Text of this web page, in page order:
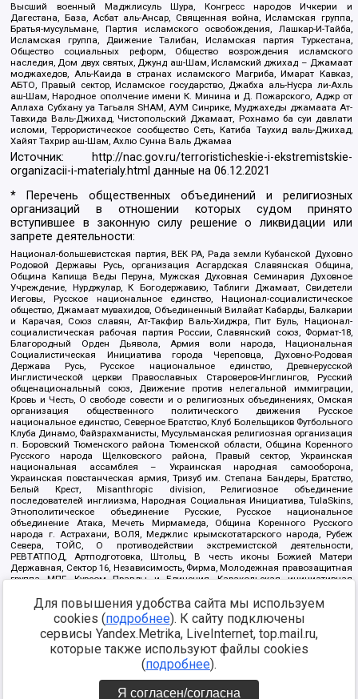
Высший военный Маджлисуль Шура, Конгресс народов Ичкерии и
Дагестана, База, Асбат аль-Ансар, Священная война, Исламская группа,
Братья-мусульмане, Партия исламского освобождения, Лашкар-И-Тайба,
Исламская группа, Движение Талибан, Исламская партия Туркестана,
Общество социальных реформ, Общество возрождения исламского
наследия, Дом двух святых, Джунд аш-Шам, Исламский джихад – Джамаат
моджахедов, Аль-Каида в странах исламского Магриба, Имарат Кавказ,
АБТО, Правый сектор, Исламское государство, Джабха аль-Нусра ли-Ахль
аш-Шам, Народное ополчение имени К. Минина и Д. Пожарского, Аджр от
Аллаха Субхану уа Тагьаля SHAM, АУМ Синрике, Муджахеды джамаата Ат-
Тавхида Валь-Джихад, Чистопольский Джамаат, Рохнамо ба суи давлати
исломи, Террористическое сообщество Сеть, Катиба Таухид валь-Джихад,
Хайят Тахрир аш-Шам, Ахлю Сунна Валь Джамаа
Источник:
http://nac.gov.ru/terroristicheskie-i-ekstremistskie-
organizacii-i-materialy.html данные на06.12.2021
* Перечень общественных объединений и религиозных
организаций в отношении которых судом принято
вступившее в законную силу решение о ликвидации или
запрете деятельности:
Национал-большевистская партия, ВЕК РА, Рада земли Кубанской Духовно
Родовой Державы Русь, организация Асгардская Славянская Община,
Община Капища Веды Перуна, Мужская Духовная Семинария Духовное
Учреждение, Нурджулар, К Богодержавию, Таблиги Джамаат, Свидетели
Иеговы, Русское национальное единство, Национал-социалистическое
общество, Джамаат мувахидов, Объединенный Вилайат Кабарды, Балкарии
и Карачая, Союз славян, Ат-Такфир Валь-Хиджра, Пит Буль, Национал-
социалистическая рабочая партия России, Славянский союз, Формат-18,
Благородный Орден Дьявола, Армия воли народа, Национальная
Социалистическая Инициатива города Череповца, Духовно-Родовая
Держава Русь, Русское национальное единство, Древнерусской
Инглистической церкви Православных Староверов-Инглингов, Русский
общенациональный союз, Движение против нелегальной иммиграции,
Кровь и Честь, О свободе совести и о религиозных объединениях, Омская
организация общественного политического движения Русское
национальное единство, Северное Братство, Клуб Болельщиков Футбольного
Клуба Динамо, Файзрахманисты, Мусульманская религиозная организация
п. Боровский Тюменского района Тюменской области, Община Коренного
Русского народа Щелковского района, Правый сектор, Украинская
национальная ассамблея – Украинская народная самооборона,
Украинская повстанческая армия, Тризуб им. Степана Бандеры, Братство,
Белый Крест, Misanthropic division, Религиозное объединение
последователей инглиизма, Народная Социальная Инициатива, TulaSkins,
Этнополитическое объединение Русские, Русское национальное
объединение Атака, Мечеть Мирмамеда, Община Коренного Русского
народа г. Астрахани, ВОЛЯ, Меджлис крымскотатарского народа, Рубеж
Севера, ТОЙС, О противодействии экстремистской деятельности,
РЕВТАТПОД, Артподготовка, Штольц, В честь иконы Божией Матери
Державная, Сектор 16, Независимость, Фирма, Молодежная правозащитная
группа МПГ, Курсом Правды и Единения, Каракольская инициативная
Благотворительный пансионат Ак Умут, Русская республика Русь,
Арестантское уголовное единство, Башкорт, Нация и свобода, W.H.С., Фалунь
Дафа, Иртыш Ultras, Русский Патриотический клуб-Новокузнецк/РПК,
Сибирский державный союз, Фонд борьбы с коррупцией, Фонд защиты прав
граждан, Штабы Навального, Совет граждан СССР Прикубанского округа г.
Краснодара
https://minjust.gov.ru/ru/documents/7822/
Для повышения удобства сайта мы используем
cookies (подробнее). К сайту подключены
сервисы Yandex.Metrika, LiveInternet, top.mail.ru,
которые также используют файлы cookies
(подробнее).
Я согласен/согласна